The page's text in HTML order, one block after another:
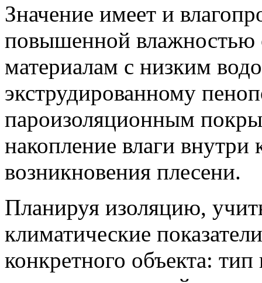
Значение имеет и
повышенной влажностью
материалам с низким
экструдированному
пароизоляционным
накопление влаги
возникновения плесени.
Планируя изоляцию,
климатические
конкретного объекта: